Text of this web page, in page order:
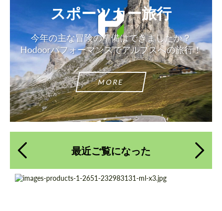
スポーツカー旅行
今年の主な冒険の準備はできましたか？
Hodoorパフォーマンスでアルプスへの旅行！
MORE
最近ご覧になった